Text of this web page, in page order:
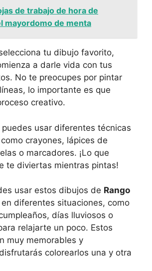
de trabajo de hora de
mayordomo de menta
tu dibujo favorito,
a darle vida con tus
No te preocupes por pintar
lo importante es que
creativo.
puedes usar diferentes técnicas
crayones, lápices de
o marcadores. ¡Lo que
te diviertas mientras pintas!
usar estos dibujos de Rango
en diferentes situaciones, como
días lluviosos o
relajarte un poco. Estos
muy memorables y
colorearlos una y otra